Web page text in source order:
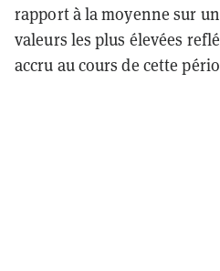
rapport à la moyenne sur
valeurs les plus élevées
accru au cours de cette